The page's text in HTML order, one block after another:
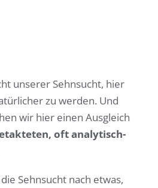
unserer Sehnsucht, hier
zu werden. Und
wir hier einen Ausgleich
oft analytisch-
Sehnsucht nach etwas,